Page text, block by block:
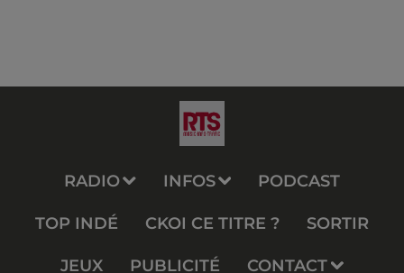
RADIO INFOS PODCAST
TOP INDÉ CKOI CE TITRE ? SORTIR
JEUX PUBLICITÉ CONTACT